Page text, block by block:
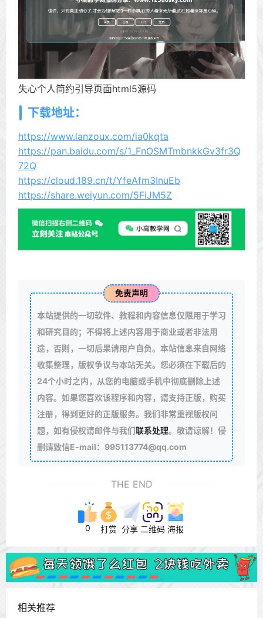
失心个人简约引导页面html5源码
下载地址：
https://www.lanzoux.com/ia0kqta
https://pan.baidu.com/s/1_FnOSMTmbnkkGv3fr3Q
72Q
https://cloud.189.cn/t/YfeAfm3InuEb
https://share.weiyun.com/5FiJM5Z
免责声明
本站提供的一切软件、教程和内容信息仅限用于学习
和研究目的；不得将上述内容用于商业或者非法用
途，否则，一切后果请用户自负。本站信息来自网络
收集整理，版权争议与本站无关。您必须在下载后的
24个小时之内，从您的电脑或手机中彻底删除上述
内容。如果您喜欢该程序和内容，请支持正版，购买
注册，得到更好的正版服务。我们非常重视版权问
题，如有侵权请邮件与我们联系处理。敬请谅解！侵
删请致信E-mail：995113774@qq.com
THE END
0 打赏 分享 二维码 海报
相关推荐